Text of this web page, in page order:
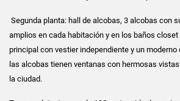
Segunda planta: hall de alcobas, 3 alcobas con
amplios en cada habitación y en los baños
principal con vestier independiente y un moderno
las alcobas tienen ventanas con hermosas
la ciudad.